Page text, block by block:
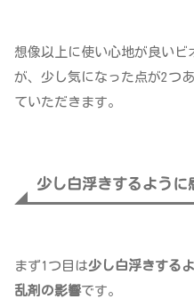
想像以上に使い心地が良いビ
が、少し気になった点が2つ
ていただきます。
少し白浮きするように
まず1つ目は少し白浮きする
乱剤の影響です。